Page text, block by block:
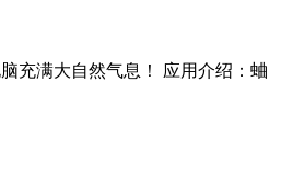
充满大自然气息！ 应用介绍：蛐